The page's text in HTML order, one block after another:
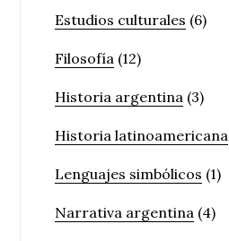
Estudios culturales (6)
Filosofía (12)
Historia argentina (3)
Historia latinoamericana
Lenguajes simbólicos (1)
Narrativa argentina (4)